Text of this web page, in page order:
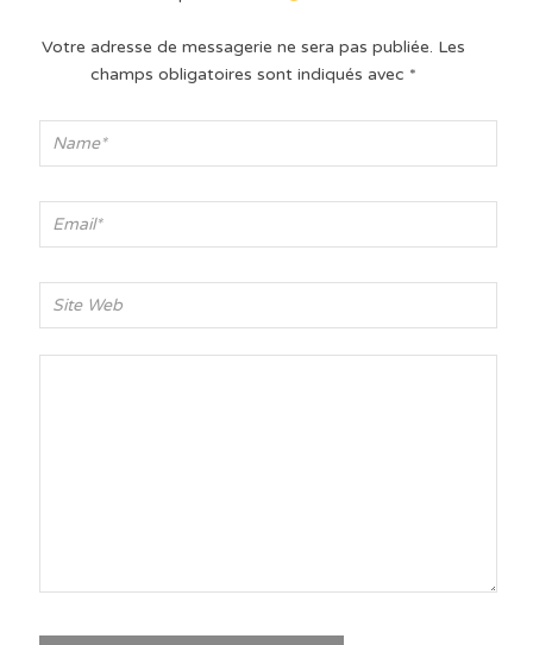
Votre adresse de messagerie ne sera pas publiée. Les
champs obligatoires sont indiqués avec *